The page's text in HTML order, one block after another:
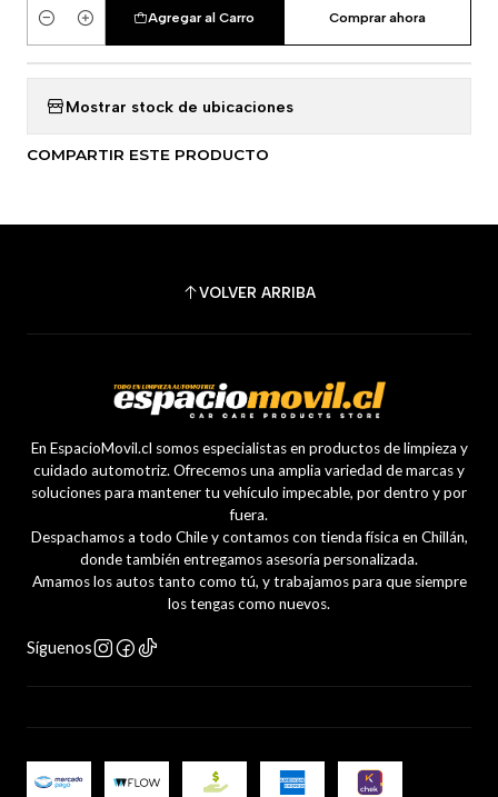
Cantidad
Agregar al Carro Comprar ahora
Mostrar stock de ubicaciones
COMPARTIR ESTE PRODUCTO
VOLVER ARRIBA
En EspacioMovil.cl somos especialistas en productos de limpieza y
cuidado automotriz. Ofrecemos una amplia variedad de marcas y
soluciones para mantener tu vehículo impecable, por dentro y por
fuera.
Despachamos a todo Chile y contamos con tienda física en Chillán,
donde también entregamos asesoría personalizada.
Amamos los autos tanto como tú, y trabajamos para que siempre
los tengas como nuevos.
Síguenos